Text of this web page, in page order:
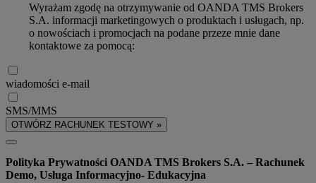
Wyrażam zgodę na otrzymywanie od OANDA TMS Brokers
S.A. informacji marketingowych o produktach i usługach, np.
o nowościach i promocjach na podane przeze mnie dane
kontaktowe za pomocą:
wiadomości e-mail
SMS/MMS
OTWÓRZ RACHUNEK TESTOWY »
Polityka Prywatności OANDA TMS Brokers S.A. – Rachunek
Demo, Usługa Informacyjno- Edukacyjna